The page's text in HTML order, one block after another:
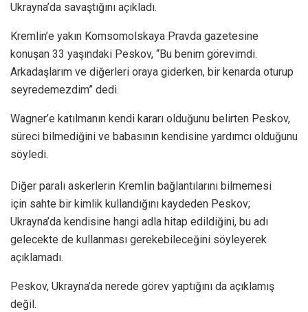
Ukrayna’da savaştığını açıkladı.
Kremlin’e yakın Komsomolskaya Pravda gazetesine
konuşan 33 yaşındaki Peskov, “Bu benim görevimdi.
Arkadaşlarım ve diğerleri oraya giderken, bir kenarda oturup
seyredemezdim” dedi.
Wagner’e katılmanın kendi kararı olduğunu belirten Peskov,
süreci bilmediğini ve babasının kendisine yardımcı olduğunu
söyledi.
Diğer paralı askerlerin Kremlin bağlantılarını bilmemesi
için sahte bir kimlik kullandığını kaydeden Peskov;
Ukrayna’da kendisine hangi adla hitap edildiğini, bu adı
gelecekte de kullanması gerekebileceğini söyleyerek
açıklamadı.
Peskov, Ukrayna’da nerede görev yaptığını da açıklamış
değil.